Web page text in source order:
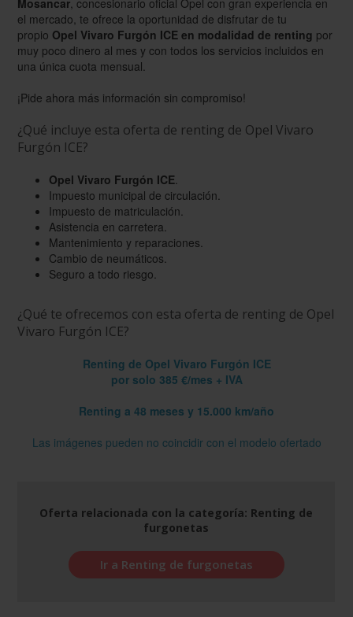
el mercado, te ofrece la oportunidad de disfrutar de tu
propio Opel Vivaro Furgón ICE en modalidad de renting por
muy poco dinero al mes y con todos los servicios incluidos en
una única cuota mensual.
¡Pide ahora más información sin compromiso!
¿Qué incluye esta oferta de renting de Opel Vivaro
Furgón ICE?
Opel Vivaro Furgón ICE
Impuesto municipal de circulación.
Impuesto de matriculación.
Asistencia en carretera.
Mantenimiento y reparaciones.
Cambio de neumáticos.
Seguro a todo riesgo.
¿Qué te ofrecemos con esta oferta de renting de Opel
Vivaro Furgón ICE?
Renting de Opel Vivaro Furgón ICE
por solo 385 €/mes + IVA
Renting a 48 meses y 15.000 km/año
Las imágenes pueden no coincidir con el modelo ofertado
Oferta relacionada con la categoría: Renting de
furgonetas
Ir a Renting de furgonetas